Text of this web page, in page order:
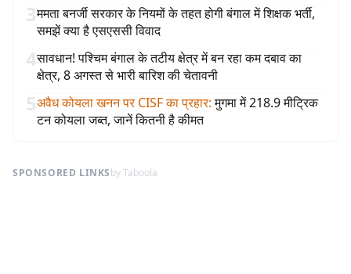
3ममता बनर्जी सरकार के नियमों के तहत होगी बंगाल में शिक्षक भर्ती,
समझें क्या है एसएससी विवाद
4सावधान! पश्चिम बंगाल के तटीय क्षेत्र में बन रहा कम दबाव का
क्षेत्र, 8 अगस्त से भारी बारिश की चेतावनी
5अवैध कोयला खनन पर CISF का प्रहार: मुगमा में 218.9 मीट्रिक
टन कोयला जब्त, जानें कितनी है कीमत
SPONSORED LINKSby Taboola